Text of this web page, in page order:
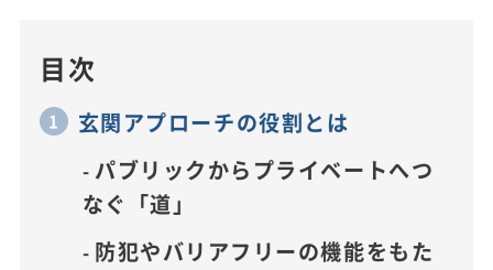
目次
玄関アプローチの役割とは
パブリックからプライベートへつ
なぐ「道」
防犯やバリアフリーの機能をもた